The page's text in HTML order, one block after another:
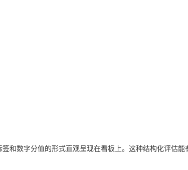
和数字分值的形式直观呈现在看板上。这种结构化评估能